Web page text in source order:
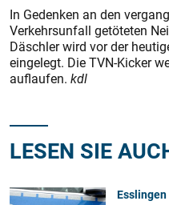
In Gedenken an den
Verkehrsunfall getöteten
Däschler wird vor der
eingelegt. Die TVN-Kicker
auflaufen. kdl
LESEN SIE
Esslingen